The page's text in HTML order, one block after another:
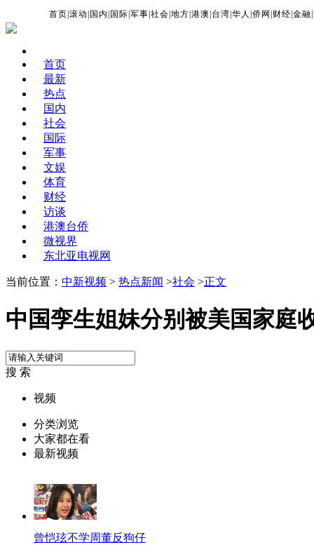
首页 |滚动 国内 国际 |军事 |社会 |地方 |港澳 台湾 |华人 |侨网 财经 |金融 |
首页
最新
热点
国内
社会
国际
军事
文娱
体育
财经
访谈
港澳台侨
微视界
东北亚电视网
当前位置： 中新视频 > 热点新闻 >社会 >正文
中国孪生姐妹分别被美国家庭
搜 索
视频
分类浏览
大家都在看
最新视频
曾恺玹不学周董反狗仔